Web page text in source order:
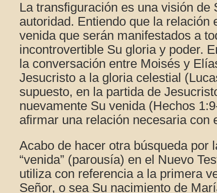
La transfiguración es una visión de
autoridad. Entiendo que la relación
venida que serán manifestados a
incontrovertible Su gloria y poder.
la conversación entre Moisés y
Jesucristo a la gloria celestial
supuesto, en la partida de
nuevamente Su venida (Hechos
afirmar una relación necesaria con
Acabo de hacer otra búsqueda por
“venida” (parousía) en el Nuevo
utiliza con referencia a la primera
Señor, o sea Su nacimiento de